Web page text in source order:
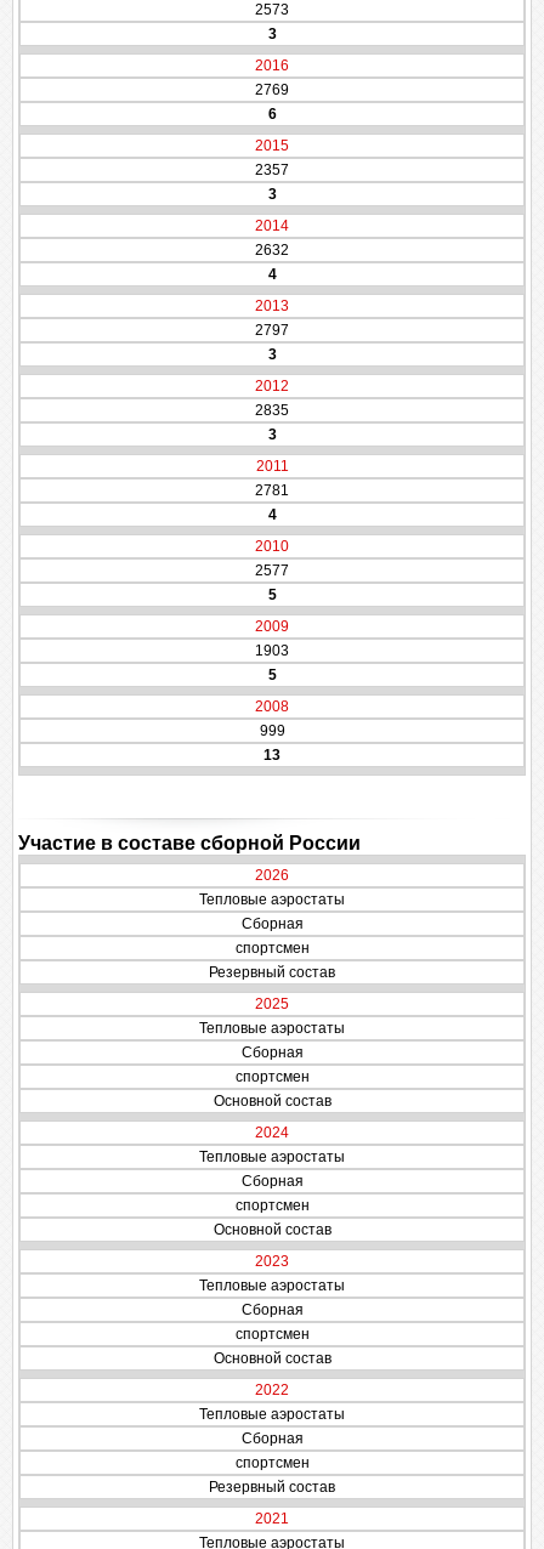
2573
3
2016
2769
6
2015
2357
3
2014
2632
4
2013
2797
3
2012
2835
3
2011
2781
4
2010
2577
5
2009
1903
5
2008
999
13
Участие в составе сборной России
2026
Тепловые аэростаты
Сборная
спортсмен
Резервный состав
2025
Тепловые аэростаты
Сборная
спортсмен
Основной состав
2024
Тепловые аэростаты
Сборная
спортсмен
Основной состав
2023
Тепловые аэростаты
Сборная
спортсмен
Основной состав
2022
Тепловые аэростаты
Сборная
спортсмен
Резервный состав
2021
Тепловые аэростаты